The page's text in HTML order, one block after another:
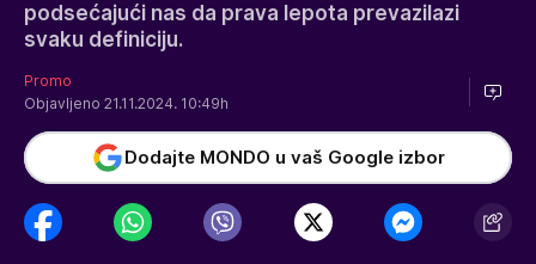
podsećajući nas da prava lepota prevazilazi
svaku definiciju.
Promo
Objavljeno 21.11.2024. 10:49h
Dodajte MONDO u vaš Google izbor